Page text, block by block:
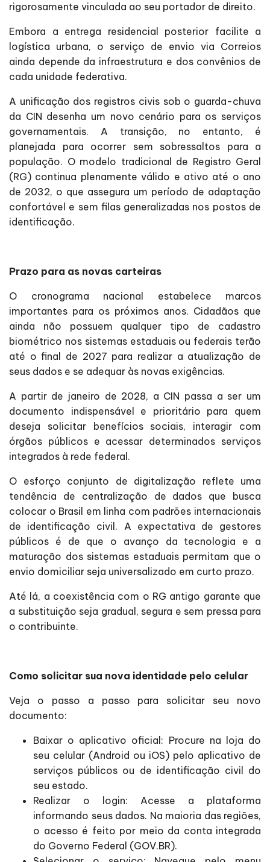
rigorosamente vinculada ao seu portador de direito.
Embora a entrega residencial posterior facilite a
logística urbana, o serviço de envio via Correios
ainda depende da infraestrutura e dos convênios de
cada unidade federativa.
A unificação dos registros civis sob o guarda-chuva
da CIN desenha um novo cenário para os serviços
governamentais. A transição, no entanto, é
planejada para ocorrer sem sobressaltos para a
população. O modelo tradicional de Registro Geral
(RG) continua plenamente válido e ativo até o ano
de 2032, o que assegura um período de adaptação
confortável e sem filas generalizadas nos postos de
identificação.
Prazo para as novas carteiras
O cronograma nacional estabelece marcos
importantes para os próximos anos. Cidadãos que
ainda não possuem qualquer tipo de cadastro
biométrico nos sistemas estaduais ou federais terão
até o final de 2027 para realizar a atualização de
seus dados e se adequar às novas exigências.
A partir de janeiro de 2028, a CIN passa a ser um
documento indispensável e prioritário para quem
deseja solicitar benefícios sociais, interagir com
órgãos públicos e acessar determinados serviços
integrados à rede federal.
O esforço conjunto de digitalização reflete uma
tendência de centralização de dados que busca
colocar o Brasil em linha com padrões internacionais
de identificação civil. A expectativa de gestores
públicos é de que o avanço da tecnologia e a
maturação dos sistemas estaduais permitam que o
envio domiciliar seja universalizado em curto prazo.
Até lá, a coexistência com o RG antigo garante que
a substituição seja gradual, segura e sem pressa para
o contribuinte.
Como solicitar sua nova identidade pelo celular
Veja o passo a passo para solicitar seu novo
documento:
Baixar o aplicativo oficial: Procure na loja do
seu celular (Android ou iOS) pelo aplicativo de
serviços públicos ou de identificação civil do
seu estado.
Realizar o login: Acesse a plataforma
informando seus dados. Na maioria das regiões,
o acesso é feito por meio da conta integrada
do Governo Federal (GOV.BR).